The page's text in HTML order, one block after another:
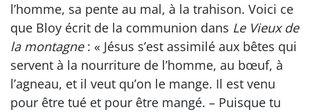
l’homme, sa pente au mal, à la trahison. Voici ce
que Bloy écrit de la communion dans Le Vieux de
la montagne: « Jésus s’est assimilé aux bêtes qui
servent à la nourriture de l’homme, au bœuf, à
l’agneau, et il veut qu’on le mange. Il est venu
pour être tué et pour être mangé. – Puisque tu